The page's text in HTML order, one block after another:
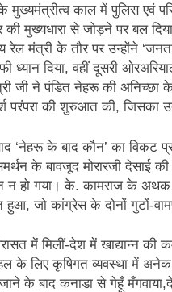
काल में पुलिस एवं
मुख्यधारा से जोड़ने पर बल
मंत्री के तौर पर उन्होंने
दिया, वहीं दूसरी
जी ने पंडित नेहरू की अनिच्छा
परंपरा की शुरुआत की, जिसका
के बाद कौन’ का विकट
के बावजूद मोरारजी देसाई की
न हो गया। के. कामराज के
हुआ, जो कांग्रेस के दोनों गुटों-
में मिलीं-देश में खाद्यान्न की
के लिए कृषिगत व्यवस्था में
के बाद कनाडा से गेहूँ